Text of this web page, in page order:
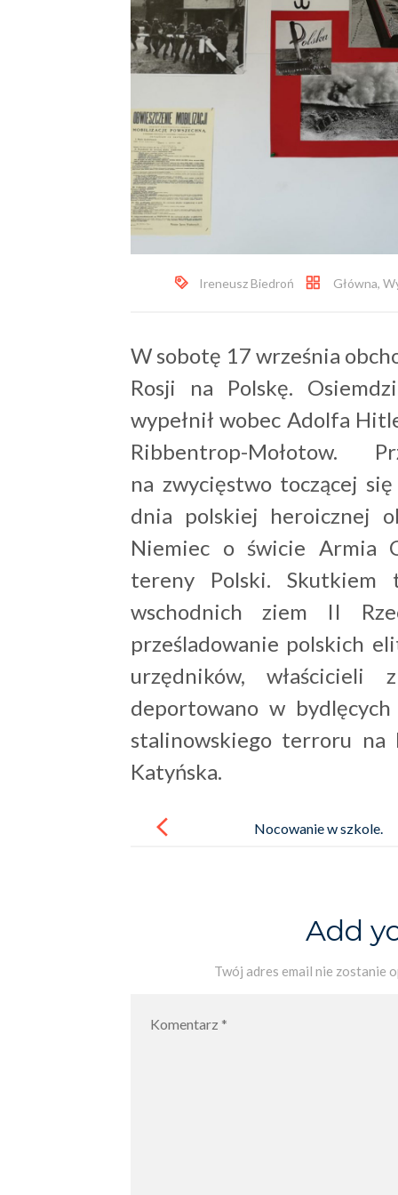
Ireneusz Biedroń Główna,
W sobotę 17 września
Rosji na Polskę.
wypełnił wobec Adolfa
Ribbentrop-Mołotow.
na zwycięstwo toczącej
dnia polskiej heroicznej
Niemiec o świcie Armia
tereny Polski. Skutkiem
wschodnich ziem II
prześladowanie polskich
urzędników, właścicieli
deportowano w bydlęcych
stalinowskiego terroru na
Katyńska.
navigation
Nocowanie w szkole.
Add
Twój adres email nie zostanie